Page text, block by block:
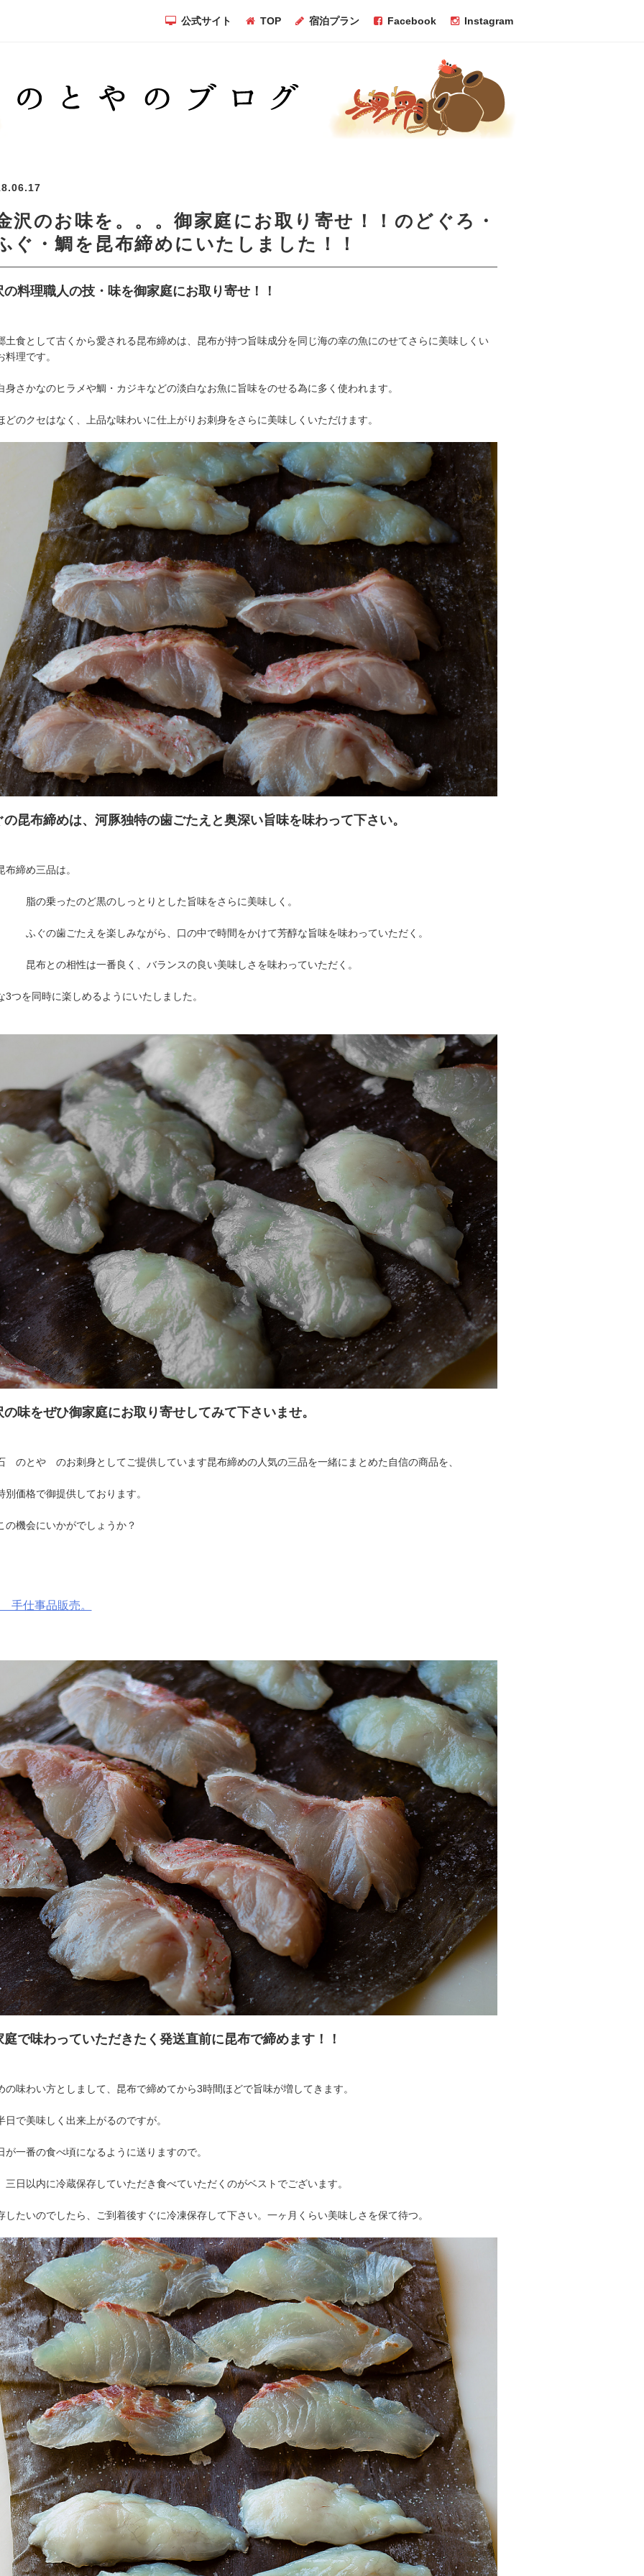
公式サイト TOP 宿泊プラン Facebook Instagram
沢のお味を。。。御家庭にお取り寄せ！！のどぐろ・
ぐ・鯛を昆布締めにいたしました！！
料理職人の技・味を御家庭にお取り寄せ！！
土食として古くから愛される昆布締めは、昆布が持つ旨味成分を同じ海の幸の魚にのせてさらに美味しくい
料理です。
身さかなのヒラメや鯛・カジキなどの淡白なお魚に旨味をのせる為に多く使われます。
どのクセはなく、上品な味わいに仕上がりお刺身をさらに美味しくいただけます。
昆布締めは、河豚独特の歯ごたえと奥深い旨味を味わって下さい。
布締め三品は。
の乗ったのど黒のしっとりとした旨味をさらに美味しく。
の歯ごたえを楽しみながら、口の中で時間をかけて芳醇な旨味を味わっていただく。
の相性は一番良く、バランスの良い美味しさを味わっていただく。
3つを同時に楽しめるようにいたしました。
味をぜひ御家庭にお取り寄せしてみて下さいませ。
のとや のお刺身としてご提供しています昆布締めの人気の三品を一緒にまとめた自信の商品を、
別価格で御提供しております。
の機会にいかがでしょうか？
手仕事品販売。
で味わっていただきたく発送直前に昆布で締めます！！
の味わい方としまして、昆布で締めてから3時間ほどで旨味が増してきます。
日で美味しく出来上がるのですが。
が一番の食べ頃になるように送りますので。
三日以内に冷蔵保存していただき食べていただくのがベストでございます。
したいのでしたら、ご到着後すぐに冷凍保存して下さい。一ヶ月くらい美味しさを保て待つ。